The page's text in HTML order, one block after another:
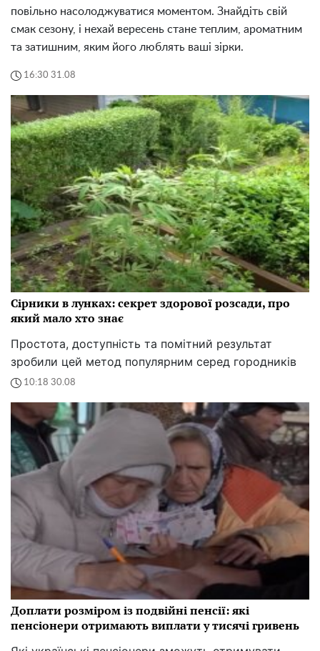
повільно насолоджуватися моментом. Знайдіть свій
смак сезону, і нехай вересень стане теплим, ароматним
та затишним, яким його люблять ваші зірки.
16:30 31.08
Сірники в лунках: секрет здорової розсади, про
який мало хто знає
Простота, доступність та помітний результат
зробили цей метод популярним серед городників
10:18 30.08
Доплати розміром із подвійні пенсії: які
пенсіонери отримають виплати у тисячі гривень